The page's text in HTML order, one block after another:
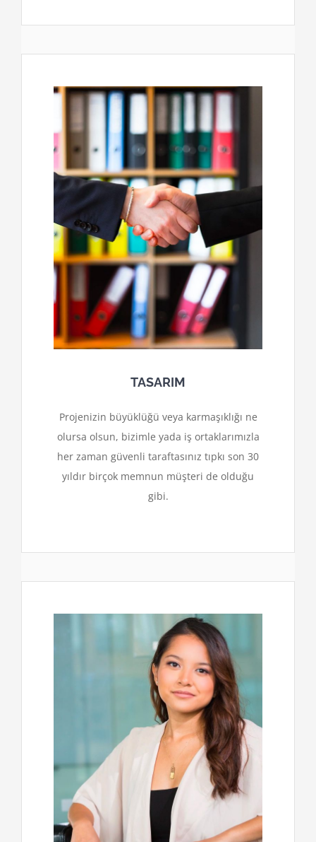
TASARIM
Projenizin büyüklüğü veya karmaşıklığı ne
olursa olsun, bizimle yada iş ortaklarımızla
her zaman güvenli taraftasınız tıpkı son 30
yıldır birçok memnun müşteri de olduğu
gibi.